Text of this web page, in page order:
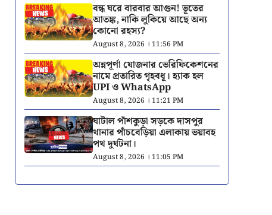
বন্ধ ঘরে বারবার আগুন! ভূতের
আতঙ্ক, নাকি লুকিয়ে আছে অন্য
কোনো রহস্য?
August 8, 2026 । 11:56 PM
অন্নপূর্ণা যোজনার ভেরিফিকেশনের
নামে প্রতারিত গৃহবধূ। হ্যাক হল
UPI ও WhatsApp
August 8, 2026 । 11:21 PM
ঘাটাল পাঁশকুড়া সড়কে দাসপুর
থানার পাঁচবেড়িয়া এলাকায় ভয়াবহ
পথ দুর্ঘটনা।
August 8, 2026 । 11:05 PM